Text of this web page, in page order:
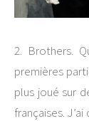
2. Brothers.
premières
plus joué sur
françaises.